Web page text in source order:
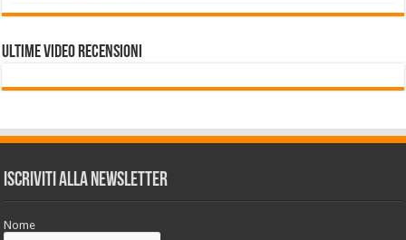
Ultime VIDEO RECENSIONI
Iscriviti alla Newsletter
Nome